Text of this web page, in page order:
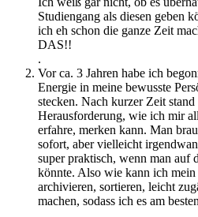
Studiengang als diesen geben
ich eh schon die ganze Zeit
DAS!!
.
Vor ca. 3 Jahren habe ich
Energie in meine bewusste
stecken. Nach kurzer Zeit
Herausforderung, wie ich mir
erfahre, merken kann. Man
sofort, aber vielleicht
super praktisch, wenn man auf
könnte. Also wie kann ich mein
archivieren, sortieren, leicht
machen, sodass ich es am